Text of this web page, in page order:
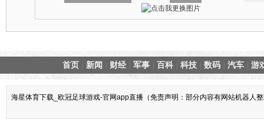
首页 新闻 财经 军事 百科 科技 数码 汽车 游
海星体育下载_欧冠足球游戏-官网app直播（免责声明：部分内容有网站机器人